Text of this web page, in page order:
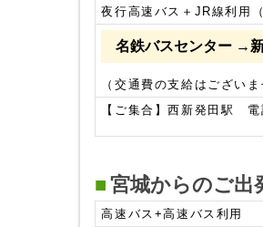
夜行高速バス＋JR線利用
名鉄バスセンター →
（交通費の支給はございま
【ご集合】西新発田駅
宮城からのご出
高速バス+高速バス利用